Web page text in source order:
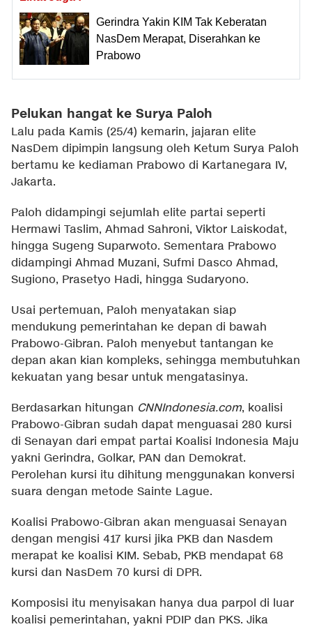
Gerindra Yakin KIM Tak Keberatan
NasDem Merapat, Diserahkan ke
Prabowo
Pelukan hangat ke Surya Paloh
Lalu pada Kamis (25/4) kemarin, jajaran elite
NasDem dipimpin langsung oleh Ketum Surya Paloh
bertamu ke kediaman Prabowo di Kartanegara IV,
Jakarta.
Paloh didampingi sejumlah elite partai seperti
Hermawi Taslim, Ahmad Sahroni, Viktor Laiskodat,
hingga Sugeng Suparwoto. Sementara Prabowo
didampingi Ahmad Muzani, Sufmi Dasco Ahmad,
Sugiono, Prasetyo Hadi, hingga Sudaryono.
Usai pertemuan, Paloh menyatakan siap
mendukung pemerintahan ke depan di bawah
Prabowo-Gibran. Paloh menyebut tantangan ke
depan akan kian kompleks, sehingga membutuhkan
kekuatan yang besar untuk mengatasinya.
Berdasarkan hitungan CNNIndonesia.com, koalisi
Prabowo-Gibran sudah dapat menguasai 280 kursi
di Senayan dari empat partai Koalisi Indonesia Maju
yakni Gerindra, Golkar, PAN dan Demokrat.
Perolehan kursi itu dihitung menggunakan konversi
suara dengan metode Sainte Lague.
Koalisi Prabowo-Gibran akan menguasai Senayan
dengan mengisi 417 kursi jika PKB dan Nasdem
merapat ke koalisi KIM. Sebab, PKB mendapat 68
kursi dan NasDem 70 kursi di DPR.
Komposisi itu menyisakan hanya dua parpol di luar
koalisi pemerintahan, yakni PDIP dan PKS. Jika